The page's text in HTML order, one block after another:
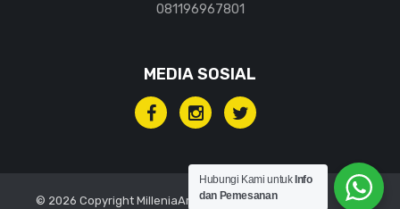
081196967801
MEDIA SOSIAL
© 2026 Copyright MilleniaArt, All rights reserved.
Hubungi Kami untuk Info
dan Pemesanan